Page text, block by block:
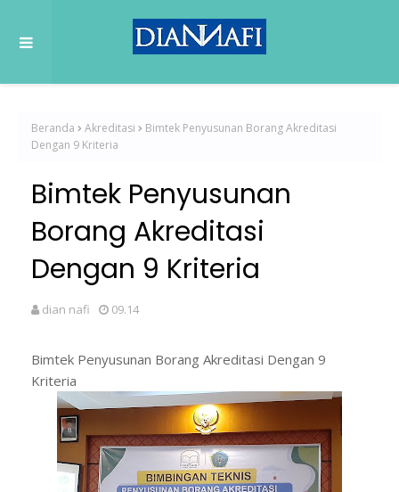
Beranda Akreditasi
Bimtek Penyusunan Borang Akreditasi
Dengan 9 Kriteria
Bimtek Penyusunan
Borang Akreditasi
Dengan 9 Kriteria
dian nafi 09.14
Bimtek Penyusunan Borang Akreditasi Dengan 9
Kriteria